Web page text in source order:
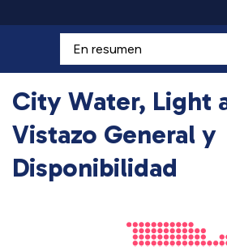
City Water, Light
Vistazo General y
Disponibilidad